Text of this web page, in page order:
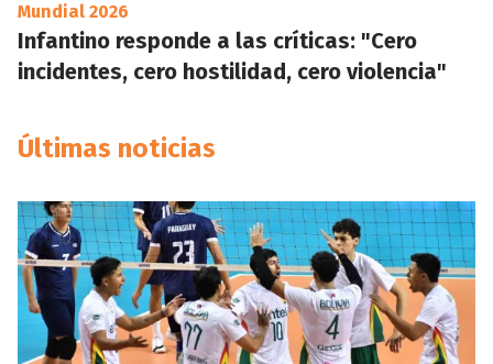
Mundial 2026
Infantino responde a las críticas: "Cero
incidentes, cero hostilidad, cero violencia"
Últimas noticias